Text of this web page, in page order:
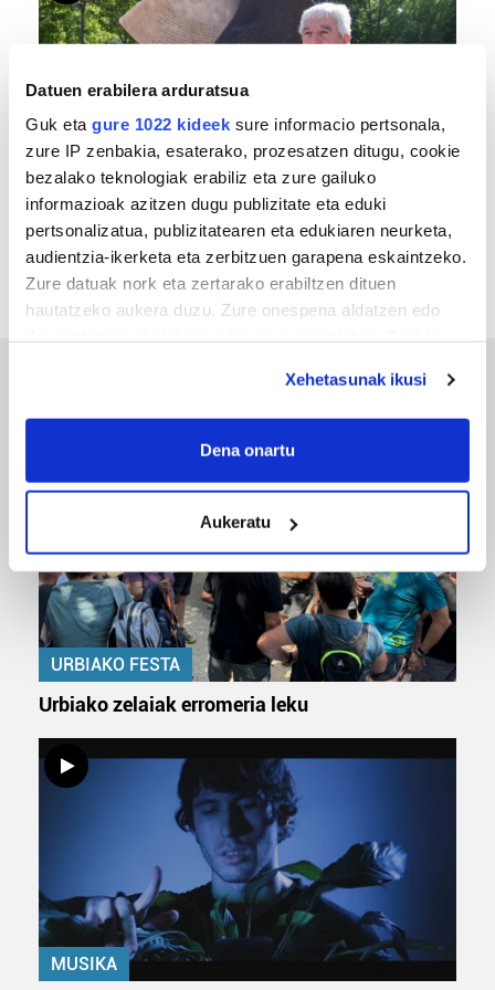
Datuen erabilera arduratsua
Guk eta gure 1022 kideek sure informacio pertsonala,
zure IP zenbakia, esaterako, prozesatzen ditugu, cookie
bezalako teknologiak erabiliz eta zure gailuko
informazioak azitzen dugu publizitate eta eduki
pertsonalizatua, publizitatearen eta edukiaren neurketa,
audientzia-ikerketa eta zerbitzuen garapena eskaintzeko.
Zure datuak nork eta zertarako erabiltzen dituen
hautatzeko aukera duzu. Zure onespena aldatzen edo
If you allow, we would also like to:
Collect information about your geographical
Identify your device by actively scanning it for
specific characteristics (fingerprinting)
Find out more about how your personal data is processed
and set your preferences in thedetails section.
Guk eta gure bazkideek zure datu pertsonalak
teknologia erabiliz, cookieak adibidez, iragarki eta eduki
pertsonalizatuak eskaintzeko, iragarkiak eta edukia
neurtzeko, jendeari buruzko informazioa biltzeko eta
produktuak garatzeko. Zure datuak nork eta zertarako
erabiltzen dituen hauta dezakezu.
Bazkide batzuek ez dizute baimenik eskatzen, eta beren
interes komertzial legitimoetan babesten dira. Ikusi gure
bazkideen zerrenda, beren ustez zein helburutarako
duten interes legitimoa eta horren aurka nola egin
dezakezun ikusteko.
Xehetasunak ikusi
Dena onartu
Aukeratu
MEMORIA HISTORIKOA
«Gai tabua izan da etxe gehienetan, jendeak
azkeneko momentuan hitz egin du»
URBIAKO FESTA
Urbiako zelaiak erromeria leku
MUSIKA